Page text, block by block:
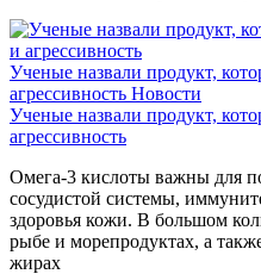
Ученые назвали продукт,
агрессивность Новости
Ученые назвали продукт,
агрессивность
Омега-3 кислоты важны для
сосудистой системы,
здоровья кожи. В большом
рыбе и морепродуктах, а
жирах